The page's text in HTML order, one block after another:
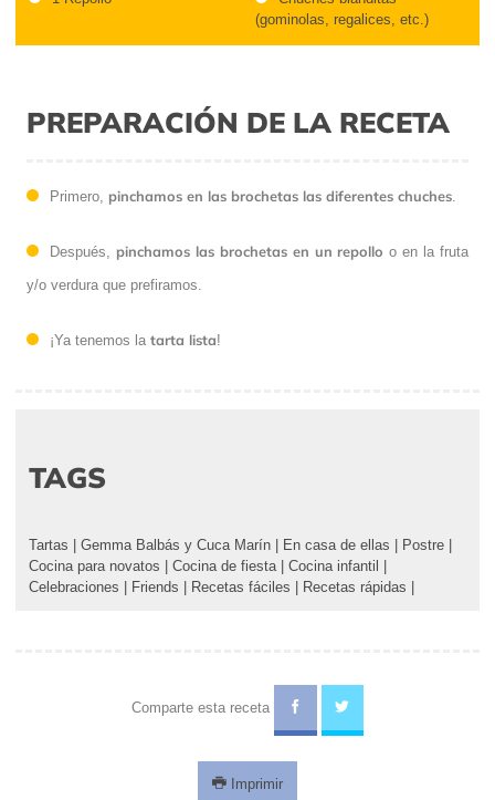
(gominolas, regalices, etc.)
PREPARACIÓN DE LA RECETA
Primero, pinchamos en las brochetas las diferentes chuches.
Después, pinchamos las brochetas en un repollo o en la fruta
y/o verdura que prefiramos.
¡Ya tenemos la tarta lista!
TAGS
Tartas Gemma Balbás y Cuca Marín En casa de ellas Postre
Cocina para novatos
Cocina de fiesta| Cocina infantil
Celebraciones
Friends Recetas fáciles Recetas rápidas
Comparte esta receta
Imprimir